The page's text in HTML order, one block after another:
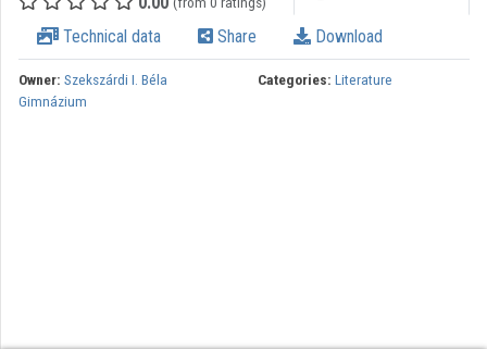
Contributors
Technical data Share Download
Owner: Szekszárdi I. Béla
Gimnázium
Categories: Literature